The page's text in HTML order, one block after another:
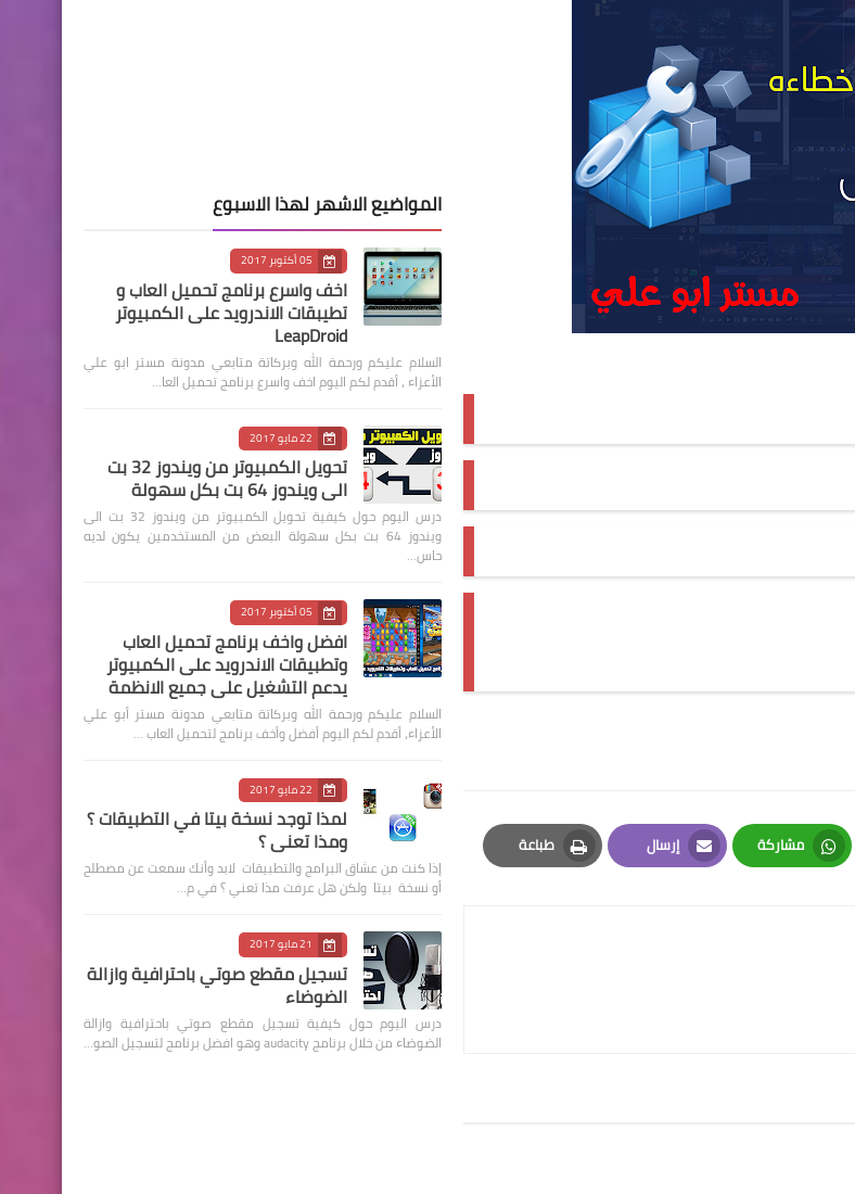
مشاركة
Whatsapp
إرسال
Email
طباعة
Print
المواضيع الاشهر لهذا الاسبوع
05 أكتوبر 2017
اخف واسرع برنامج تحميل العاب و
تطيبقات الاندرويد على الكمبيوتر
LeapDroid
السلام عليكم ورحمة الله وبركاتة متابعي مدونة مستر ابو علي
الأعزاء ، أقدم لكم اليوم اخف واسرع برنامج تحميل العا…
22 مايو 2017
تحويل الكمبيوتر من ويندوز 32 بت
الى ويندوز 64 بت بكل سهولة
درس اليوم حول كيفية تحويل الكمبيوتر من ويندوز 32 بت الى
ويندوز 64 بت بكل سهولة البعض من المستخدمين يكون لديه
حاس…
05 أكتوبر 2017
افضل واخف برنامج تحميل العاب
وتطبيقات الاندرويد على الكمبيوتر
يدعم التشغيل على جميع الانظمة
السلام عليكم ورحمة الله وبركاتة متابعي مدونة مستر أبو علي
الأعزاء، أقدم لكم اليوم أفضل وأخف برنامج لتحميل العاب …
22 مايو 2017
لمذا توجد نسخة بيتا في التطبيقات ؟
ومذا تعني ؟
إذا كنت من عشاق البرامج والتطبيقات لابد وأنك سمعت عن مصطلح
أو نسخة بيتا ولكن هل عرفت مذا تعني ؟ في م…
21 مايو 2017
تسجيل مقطع صوتي باحترافية وازالة
الضوضاء
درس اليوم حول كيفية تسجيل مقطع صوتي باحترافية وازالة
الضوضاء من خلال برنامج audacity وهو افضل برنامج لتسجيل الصو…